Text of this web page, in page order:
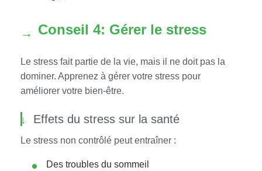
Conseil 4: Gérer le stress
Le stress fait partie de la vie, mais il ne doit pas la
dominer. Apprenez à gérer votre stress pour
améliorer votre bien-être.
Effets du stress sur la santé
Le stress non contrôlé peut entraîner :
Des troubles du sommeil